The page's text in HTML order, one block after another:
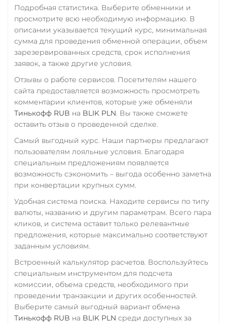
NEAR XLM
Utopia USD (UUSD)
VeChain (VET)
Yearn.finance (YFI)
Zcash (ZEC)
Zilliqa (ZIL)
THETA
Tornado Cash (TORN)
Tron (TRX)
TrueUSD (TUSD)
TRUMP
Uniswap (UNI)
ERC20
USD Coin (USDC)
ERC20 BEP20
AVAX
SOL
CRONOS
ARB
OP
BASE
Utopia USD (UUSD)
VeChain (VET)
WAVES
Wrapped Bitcoin (WBTC)
ERC20 AVAXC
Wrapped Ethereum
RUB UAH
РНКБ RUB
Росбанк RUB
Русский Стандарт RUB
Сбербанк
RUB
СБП RUB
Счет ИП/ООО
EUR CNY
УкрСиббанк UAH
Центр Кредит KZT
Элкарт KGS
Подробная статистика. Выберите обменники и
просмотрите всю необходимую информацию. В
описании указывается текущий курс, минимальная
сумма для проведения обменной операции, объем
зарезервированных средств, срок исполнения
заявок, а также другие условия.
Отзывы о работе сервисов. Посетителям нашего
сайта предоставляется возможность просмотреть
комментарии клиентов, которые уже обменяли
Тинькофф RUB на BLIK PLN. Вы также сможете
оставить отзыв о проведенной сделке.
Самый выгодный курс. Наши партнеры предлагают
пользователям лояльные условия. Благодаря
специальным предложениям появляется
возможность сэкономить – выгода особенно заметна
при конвертации крупных сумм.
Удобная система поиска. Находите сервисы по типу
валюты, названию и другим параметрам. Всего пара
кликов, и система оставит только релевантные
предложения, которые максимально соответствуют
заданным условиям.
Встроенный калькулятор расчетов. Воспользуйтесь
специальным инструментом для подсчета
комиссии, объема средств, необходимого при
проведении транзакции и других особенностей.
Выберите самый выгодный вариант обмена
Тинькофф RUB на BLIK PLN среди доступных за